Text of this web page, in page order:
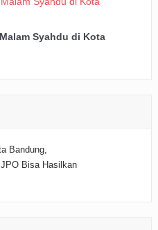
Syahdu di Kota